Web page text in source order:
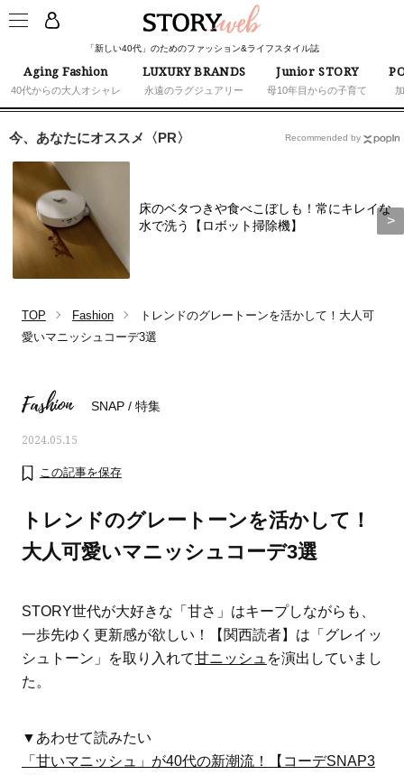
「新しい40代」のためのファッション&ライフスタイル誌
Aging Fashion
40代からの大人オシャレ
LUXURY BRANDS
永遠のラグジュアリー
Junior STORY
母10年目からの子育て
今、あなたにオススメ〈PR〉
床のベタつきや食べこぼしも！常にキレイな
水で洗う【ロボット掃除機】
Recommended by
TOP Fashion
トレンドのグレートーンを活かして！大人可
愛いマニッシュコーデ3選
Fashion SNAP /特集
2024.05.15
この記事を保存
トレンドのグレートーンを活かして！
大人可愛いマニッシュコーデ3選
STORY世代が大好きな「甘さ」はキープしながらも、
一歩先ゆく更新感が欲しい！【関西読者】は「グレイッ
シュトーン」を取り入れて甘ニッシュ を演出していまし
た。
▼あわせて読みたい
「甘いマニッシュ」が40代の新潮流！【コーデSNAP3